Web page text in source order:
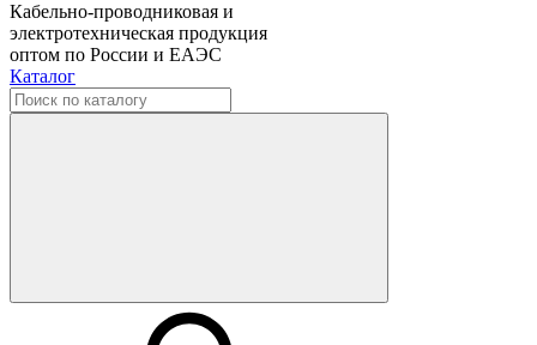
Кабельно-проводниковая и
электротехническая продукция
оптом по России и ЕАЭС
Каталог